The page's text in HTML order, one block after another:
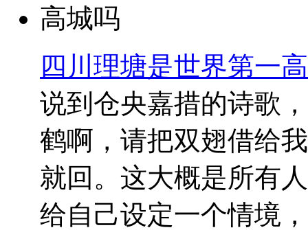
四川理塘是世界第一
说到仓央嘉措的诗歌
鹤啊，请把双翅借给
就回。这大概是所有
给自己设定一个情境